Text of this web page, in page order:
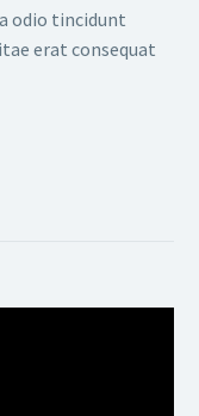
odio tincidunt
erat consequat